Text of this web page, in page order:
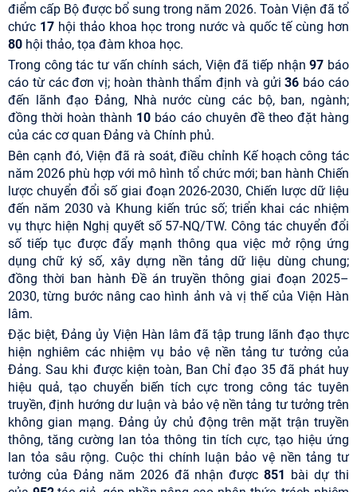
điểm cấp Bộ được bổ sung trong năm 2026. Toàn Viện đã tổ
chức 17 hội thảo khoa học trong nước và quốc tế cùng hơn
80 hội thảo, tọa đàm khoa học.
Trong công tác tư vấn chính sách, Viện đã tiếp nhận97 báo
cáo từ các đơn vị; hoàn thành thẩm định và gửi36 báo cáo
đến lãnh đạo Đảng, Nhà nước cùng các bộ, ban, ngành;
đồng thời hoàn thành 10 báo cáo chuyên đề theo đặt hàng
của các cơ quan Đảng và Chính phủ.
Bên cạnh đó, Viện đã rà soát, điều chỉnh Kế hoạch công tác
năm 2026 phù hợp với mô hình tổ chức mới; ban hành Chiến
lược chuyển đổi số giai đoạn 2026-2030, Chiến lược dữ liệu
đến năm 2030 và Khung kiến trúc số; triển khai các nhiệm
vụ thực hiện Nghị quyết số 57-NQ/TW. Công tác chuyển đổi
số tiếp tục được đẩy mạnh thông qua việc mở rộng ứng
dụng chữ ký số, xây dựng nền tảng dữ liệu dùng chung;
đồng thời ban hành Đề án truyền thông giai đoạn 2025–
2030, từng bước nâng cao hình ảnh và vị thế của Viện Hàn
lâm.
Đặc biệt, Đảng ủy Viện Hàn lâm đã tập trung lãnh đạo thực
hiện nghiêm các nhiệm vụ bảo vệ nền tảng tư tưởng của
Đảng. Sau khi được kiện toàn, Ban Chỉ đạo 35 đã phát huy
hiệu quả, tạo chuyển biến tích cực trong công tác tuyên
truyền, định hướng dư luận và bảo vệ nền tảng tư tưởng trên
không gian mạng. Đảng ủy chủ động trên mặt trận truyền
thông, tăng cường lan tỏa thông tin tích cực, tạo hiệu ứng
lan tỏa sâu rộng. Cuộc thi chính luận bảo vệ nền tảng tư
tưởng của Đảng năm 2026 đã nhận được851 bài dự thi